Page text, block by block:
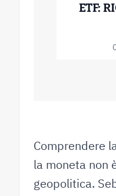
ETF:
Comprendere
la moneta non
geopolitica.